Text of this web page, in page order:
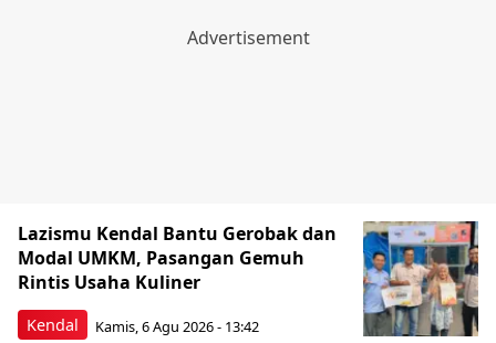
Kendal
Lazismu Kendal Bantu Gerobak dan
Modal UMKM, Pasangan Gemuh
Rintis Usaha Kuliner
Kamis, 6 Agu 2026 - 13:42